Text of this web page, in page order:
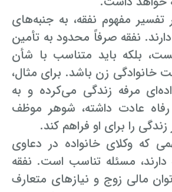
تفسیر مفهوم نفقه، به جنبه‌های
نفقه صرفاً محدود به تأمین
بلکه باید متناسب با شأن
خانوادگی زن باشد. برای مثال،
مرفه زندگی می‌کرده و به
عادت داشته، شوهر موظف
را برای او فراهم کند.
که وکلای خانواده در دعاوی
دارند، مسئله تناسب است. نفقه
مالی زوج و نیازهای متعارف